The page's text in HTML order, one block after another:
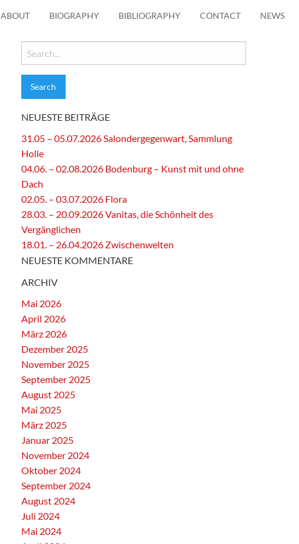
ABOUT BIOGRAPHY BIBLIOGRAPHY CONTACT NEWS
Search
for:
NEUESTE BEITRÄGE
31.05 – 05.07.2026 Salondergegenwart, Sammlung
Holle
04.06. – 02.08.2026 Bodenburg – Kunst mit und ohne
Dach
02.05. – 03.07.2026 Flora
28.03. – 20.09.2026 Vanitas, die Schönheit des
Vergänglichen
18.01. – 26.04.2026 Zwischenwelten
NEUESTE KOMMENTARE
ARCHIV
Mai 2026
April 2026
März 2026
Dezember 2025
November 2025
September 2025
August 2025
Mai 2025
März 2025
Januar 2025
November 2024
Oktober 2024
September 2024
August 2024
Juli 2024
Mai 2024